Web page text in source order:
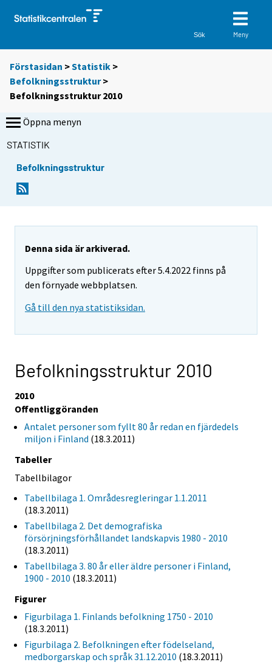
Sök Meny
Förstasidan >Statistik >
Befolkningsstruktur>
Befolkningsstruktur 2010
Öppna menyn
STATISTIK
Befolkningsstruktur
Denna sida är arkiverad.
Uppgifter som publicerats efter 5.4.2022 finns på
den förnyade webbplatsen.
Gå till den nya statistiksidan.
Befolkningsstruktur 2010
2010
Offentliggöranden
Antalet personer som fyllt 80 år redan en fjärdedels
miljon i Finland (18.3.2011)
Tabeller
Tabellbilagor
Tabellbilaga 1. Områdesregleringar 1.1.2011
(18.3.2011)
Tabellbilaga 2. Det demografiska
försörjningsförhållandet landskapvis 1980 - 2010
(18.3.2011)
Tabellbilaga 3. 80 år eller äldre personer i Finland,
1900 - 2010 (18.3.2011)
Figurer
Figurbilaga 1. Finlands befolkning 1750 - 2010
(18.3.2011)
Figurbilaga 2. Befolkningen efter födelseland,
medborgarskap och språk 31.12.2010 (18.3.2011)